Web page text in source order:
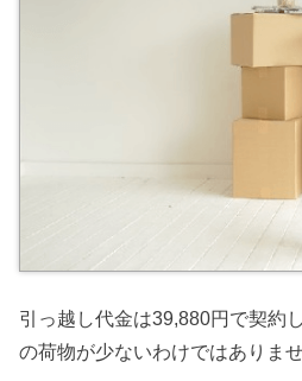
引っ越し代金は39,880円で契約
の荷物が少ないわけではありませ